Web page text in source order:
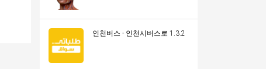
인천버스 - 인천시버스로 1.3.2